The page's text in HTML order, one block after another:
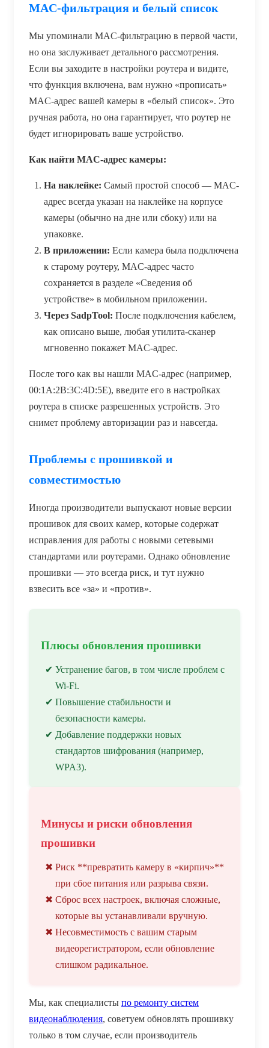
MAC-фильтрация и белый список
Мы упоминали MAC-фильтрацию в первой части,
но она заслуживает детального рассмотрения.
Если вы заходите в настройки роутера и видите,
что функция включена, вам нужно «прописать»
MAC-адрес вашей камеры в «белый список». Это
ручная работа, но она гарантирует, что роутер не
будет игнорировать ваше устройство.
Как найти MAC-адрес камеры:
На наклейке: Самый простой способ — MAC-
адрес всегда указан на наклейке на корпусе
камеры (обычно на дне или сбоку) или на
упаковке.
В приложении: Если камера была подключена
к старому роутеру, MAC-адрес часто
сохраняется в разделе «Сведения об
устройстве» в мобильном приложении.
Через SadpTool: После подключения кабелем,
как описано выше, любая утилита-сканер
мгновенно покажет MAC-адрес.
После того как вы нашли MAC-адрес (например,
00:1A:2B:3C:4D:5E), введите его в настройках
роутера в списке разрешенных устройств. Это
снимет проблему авторизации раз и навсегда.
Проблемы с прошивкой и
совместимостью
Иногда производители выпускают новые версии
прошивок для своих камер, которые содержат
исправления для работы с новыми сетевыми
стандартами или роутерами. Однако обновление
прошивки — это всегда риск, и тут нужно
взвесить все «за» и «против».
Плюсы обновления прошивки
Устранение багов, в том числе проблем с
Wi-Fi.
Повышение стабильности и
безопасности камеры.
Добавление поддержки новых
стандартов шифрования (например,
WPA3).
Минусы и риски обновления
прошивки
Риск **превратить камеру в «кирпич»**
при сбое питания или разрыва связи.
Сброс всех настроек, включая сложные,
которые вы устанавливали вручную.
Несовместимость с вашим старым
видеорегистратором, если обновление
слишком радикальное.
Мы, как специалисты по ремонту систем
видеонаблюдения, советуем обновлять прошивку
только в том случае, если производитель